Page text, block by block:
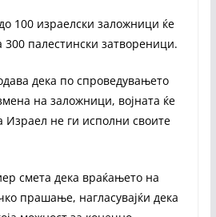
100 израелски заложници ќе
300 палестински затвореници.
дека по спроведувањето
на заложници, војната ќе
Израел не ги исполни своите
смета дека враќањето на
прашање, нагласувајќи дека